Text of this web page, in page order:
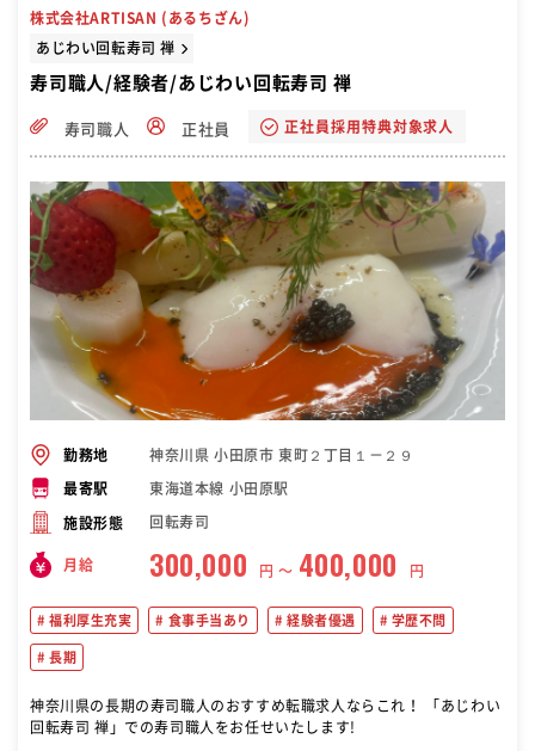
株式会社ARTISAN (あるちざん)
あじわい回転寿司 禅
寿司職人/経験者/あじわい回転寿司 禅
寿司職人 正社員 正社員採用特典対象求人
勤務地 神奈川県 小田原市 東町２丁目１－２９
最寄駅 東海道本線 小田原駅
施設形態 回転寿司
月給 300,000 円 〜 400,000 円
福利厚生充実 食事手当あり 経験者優遇 学歴不問
長期
神奈川県の長期の寿司職人のおすすめ転職求人ならこれ！ 「あじわい
回転寿司 禅」での寿司職人をお任せいたします!